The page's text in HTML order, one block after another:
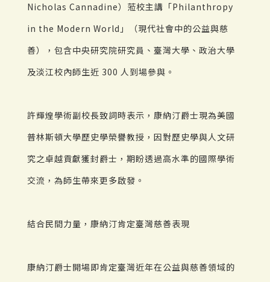
Nicholas Cannadine）蒞校主講「Philanthropy
in the Modern World」（現代社會中的公益與慈
善），包含中央研究院研究員、臺灣大學、政治大學
及淡江校內師生近 300 人到場參與。
許輝煌學術副校長致詞時表示，康納汀爵士現為美國
普林斯頓大學歷史學榮譽教授，因對歷史學與人文研
究之卓越貢獻獲封爵士，期盼透過高水準的國際學術
交流，為師生帶來更多啟發。
結合民間力量，康納汀肯定臺灣慈善表現
康納汀爵士開場即肯定臺灣近年在公益與慈善領域的